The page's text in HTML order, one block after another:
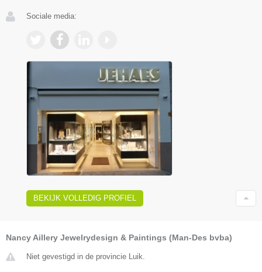
Sociale media:
BEKIJK VOLLEDIG PROFIEL
Nancy Aillery Jewelrydesign & Paintings (Man-Des bvba)
Niet gevestigd in de provincie Luik.